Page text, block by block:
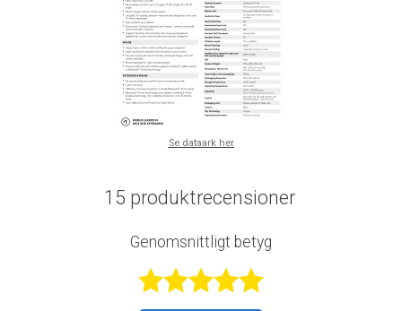
Se dataark her
15 produktrecensioner
Genomsnittligt betyg
Betygsatt 4,9